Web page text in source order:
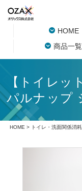
HOME
商品一覧
【トイレッ
パルナップ
HOME > トイレ・洗面関係消